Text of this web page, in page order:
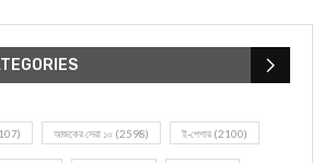
আজকের সেরা ১০ (2598) ই-পেপার (2100)